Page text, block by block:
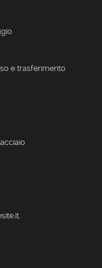
e trasferimento
.